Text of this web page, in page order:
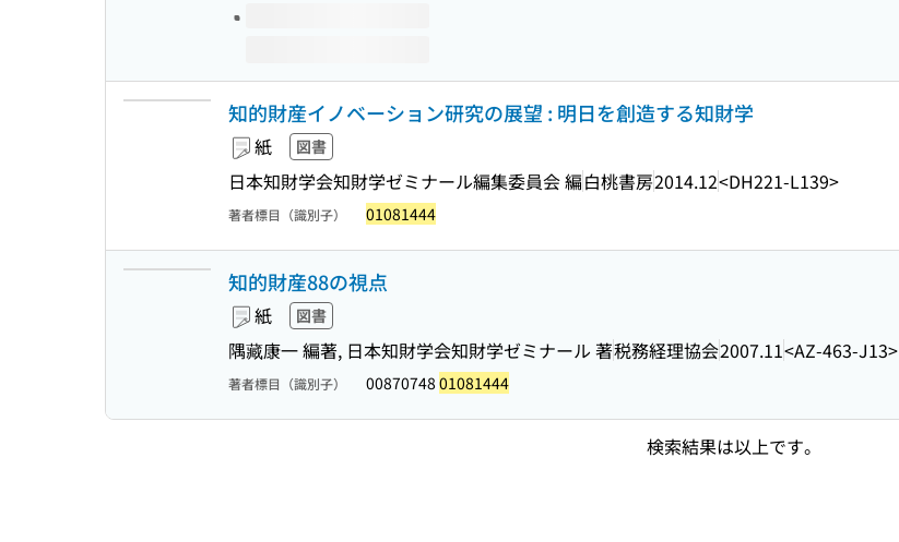
知的財産イノベーション研究の展望 : 明日を創造する知財学
紙 図書
日本知財学会知財学ゼミナール編集委員会 編白桃書房2014.12<DH221-L139>
著者標目（識別子） 01081444
知的財産88の視点
紙 図書
隅藏康一 編著, 日本知財学会知財学ゼミナール 著税務経理協会2007.11<AZ-463-J13>
著者標目（識別子） 00870748 01081444
検索結果は以上です。